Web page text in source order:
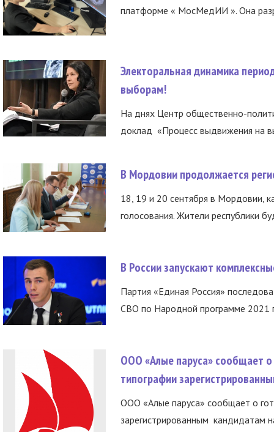
платформе « МосМедИИ ». Она
Электоральная динамика
выборам!
На днях Центр общественно-
доклад «Процесс выдвижения на
В Мордовии продолжается
18, 19 и 20 сентября в Мордовии,
голосования. Жители республики
В России запускают
Партия «Единая Россия»
СВО по Народной программе 2021
ООО «Алые паруса» сообщает о
типографии
ООО «Алые паруса» сообщает о
зарегистрированным кандидатам